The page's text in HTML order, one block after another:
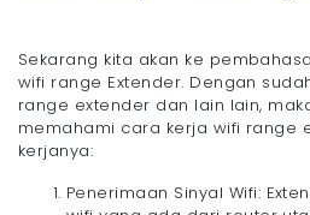
Sekarang kita akan ke
wifi range Extender. Dengan
range extender dan lain lain,
memahami cara kerja wifi range
kerjanya:
Penerimaan Sinyal Wifi: